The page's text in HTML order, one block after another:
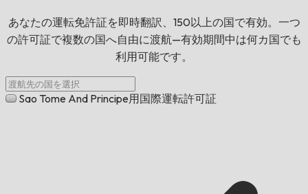
あなたの運転免許証を即時翻訳、150以上の国で有効。一つ
の許可証で複数の国へ自由に渡航—有効期間中は何カ国でも
利用可能です。
Sao Tome And Principe用国際運転許可証